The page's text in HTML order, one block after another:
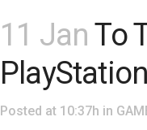
11 Jan To
Posted at 10:37h in